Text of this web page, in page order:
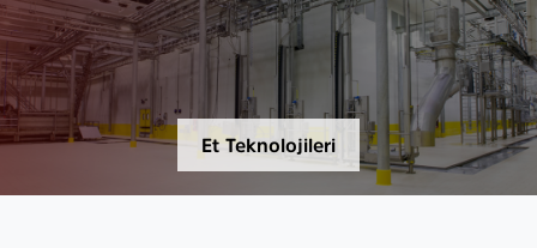
Et Teknolojileri